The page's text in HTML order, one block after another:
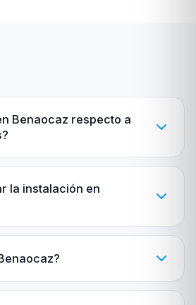
Benaocaz respecto a
la instalación en